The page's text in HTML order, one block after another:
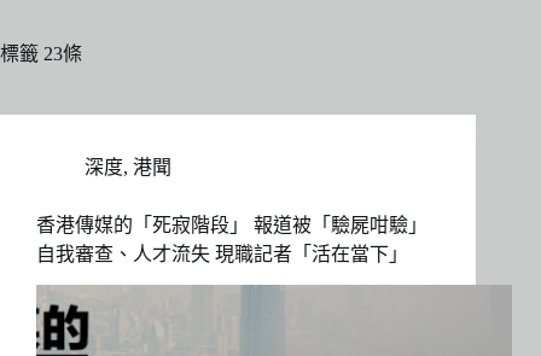
標籤 23條
深度, 港聞
香港傳媒的「死寂階段」 報道被「驗屍咁驗」
自我審查、人才流失 現職記者「活在當下」